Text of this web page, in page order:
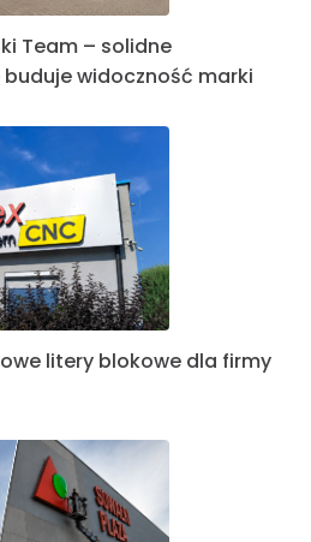
Team – solidne
widoczność marki
litery blokowe dla firmy